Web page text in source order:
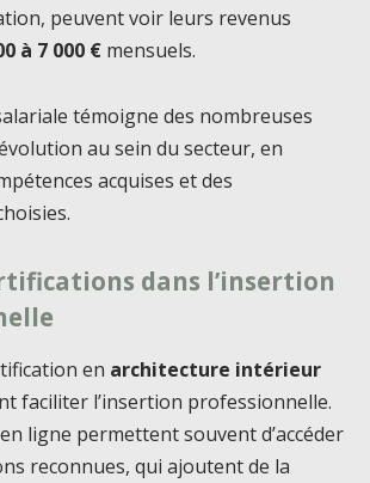
peuvent voir leurs revenus
à 7 000 € mensuels.
témoigne des nombreuses
au sein du secteur, en
acquises et des
dans l’insertion
en architecture intérieur
faciliter l’insertion professionnelle.
ligne permettent souvent d’accéder
reconnues, qui ajoutent de la